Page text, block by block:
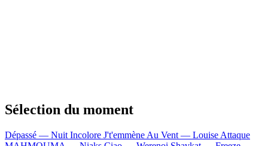
Sélection du moment
Dépassé — Nuit Incolore J't'emmène Au Vent — Louise Attaque